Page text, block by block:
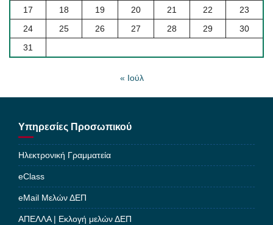
17
18 19 20 21 22
23
24
25 26 27 28 29
30
31
« Ιούλ
Υπηρεσίες Προσωπικού
Ηλεκτρονική Γραμματεία
eClass
eMail Μελών ΔΕΠ
ΑΠΕΛΛΑ | Εκλογή μελών ΔΕΠ